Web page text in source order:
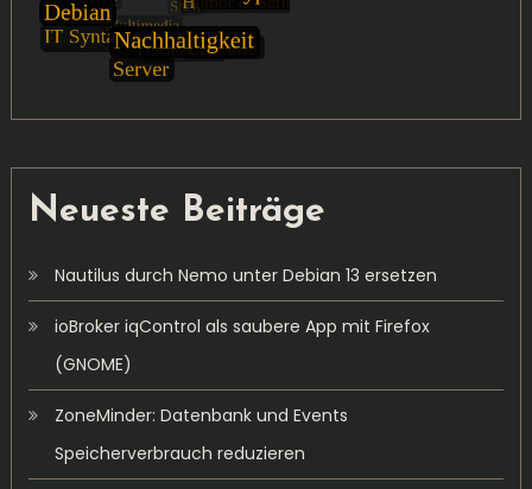
Neueste Beiträge
Nautilus durch Nemo unter Debian 13 ersetzen
ioBroker iqControl als saubere App mit Firefox
(GNOME)
ZoneMinder: Datenbank und Events
Speicherverbrauch reduzieren